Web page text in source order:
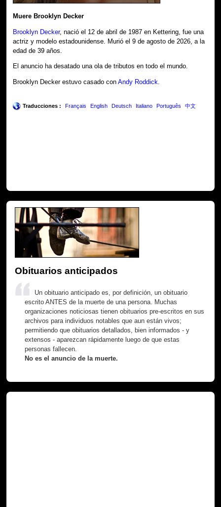
Muere Brooklyn Decker
Brooklyn Decker, nació el 12 de abril de 1987 en Kettering, fue una
actriz y modelo estadounidense. Murió el 9 de agosto de 2026, a la
edad de 39 años.
El anuncio ha desatado una ola de tributos en todo el mundo.
Brooklyn Decker estuvo casado conAndy Roddick.
Traducciones : Français English Deutsch Italiano Português 中文
Obituarios anticipados
Un obituario anticipado es, por definición, un obituario
escrito ANTES de la muerte de una persona. Muchas
organizaciones noticiosas tienen obituarios pre-escritos en sus
archivos para individuos notables que aun están vivos;
permitiendo que obituarios detallados, bien informados - y
extensos - aparezcan rápidamente luego de que estas
personas fallecen.
No es el anuncio de la muerte.